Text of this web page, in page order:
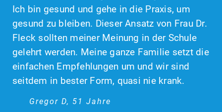
Ich bin gesund und gehe in die Praxis, um
gesund zu bleiben. Dieser Ansatz von Frau Dr.
Fleck sollten meiner Meinung in der Schule
gelehrt werden. Meine ganze Familie setzt die
einfachen Empfehlungen um und wir sind
seitdem in bester Form, quasi nie krank.
Gregor D, 51 Jahre